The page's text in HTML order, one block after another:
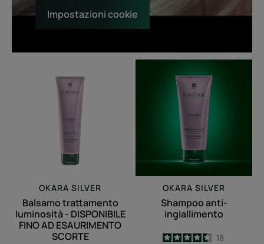
Impostazioni cookie
trattamento
luminosità
DISPONIBILE
FINO
AD
ESAURIMENTO
OKARA SILVER
Balsamo trattamento
luminosità - DISPONIBILE
FINO AD ESAURIMENTO
SCORTE
anti-
ingiallimento
OKARA SILVER
Shampoo anti-
ingiallimento
4.5
/5
18